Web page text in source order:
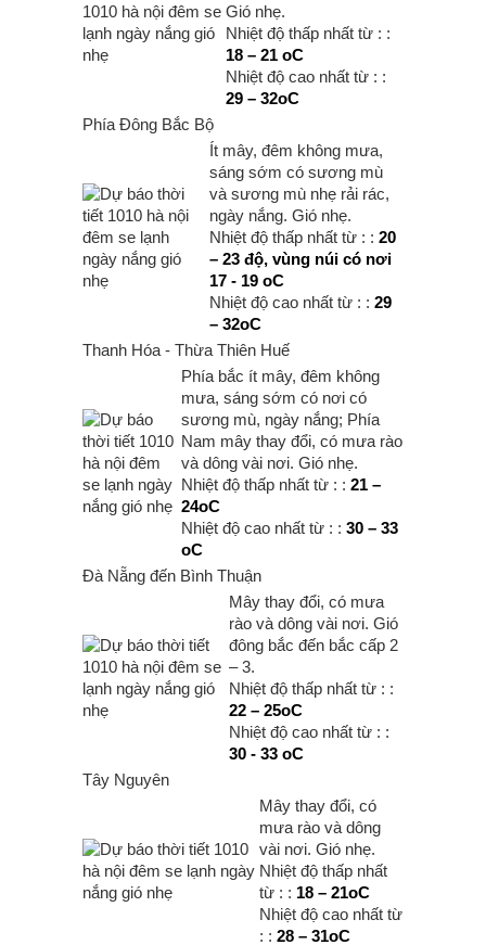
Gió nhẹ.
Nhiệt độ thấp nhất từ : :
18 – 21 oC
Nhiệt độ cao nhất từ : :
29 – 32oC
Phía Đông Bắc Bộ
Ít mây, đêm không mưa,
sáng sớm có sương mù
và sương mù nhẹ rải rác,
ngày nắng. Gió nhẹ.
Nhiệt độ thấp nhất từ : : 20
– 23 độ, vùng núi có nơi
17 - 19 oC
Nhiệt độ cao nhất từ : : 29
– 32oC
Thanh Hóa - Thừa Thiên Huế
Phía bắc ít mây, đêm không
mưa, sáng sớm có nơi có
sương mù, ngày nắng; Phía
Nam mây thay đổi, có mưa rào
và dông vài nơi. Gió nhẹ.
Nhiệt độ thấp nhất từ : : 21 –
24oC
Nhiệt độ cao nhất từ : : 30 – 33
oC
Đà Nẵng đến Bình Thuận
Mây thay đổi, có mưa
rào và dông vài nơi. Gió
đông bắc đến bắc cấp 2
– 3.
Nhiệt độ thấp nhất từ : :
22 – 25oC
Nhiệt độ cao nhất từ : :
30 - 33 oC
Tây Nguyên
Mây thay đổi, có
mưa rào và dông
vài nơi. Gió nhẹ.
Nhiệt độ thấp nhất
từ : : 18 – 21oC
Nhiệt độ cao nhất từ
: : 28 – 31oC